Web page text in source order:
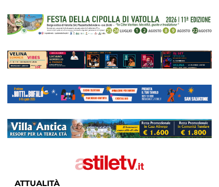
ATTUALITÀ